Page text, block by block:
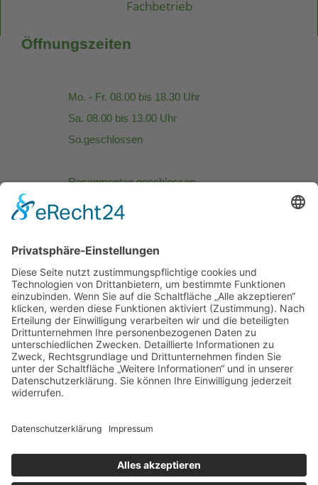
Öffnungszeiten
Mo. - Fr. 08.00 bis 18.30 Uhr
Sa. 08.00 bis 13.00 Uhr
So.geschlossen
Rosenmontag geschlossen
Karfreitag und Ostern geschlossen
Muttertag 10.00 - 12.00 Uhr
Christi Himmelfahrt: geschlossen
Pfingstsonntag: geschlossen
Pfingstmontag: geschlossen
Fronleichnam geschlossen
Tag der Deutschen Einheit 03.10.
geschlossen
25.-27.12. geschlossen
Silvester geschlossen
Neujahr geschlossen